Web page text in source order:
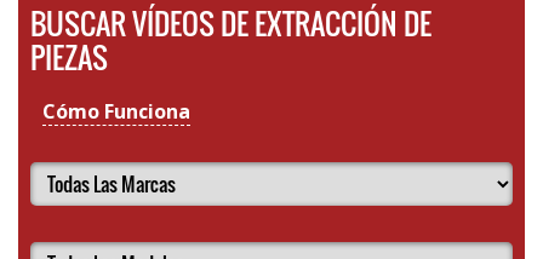
BUSCAR VÍDEOS DE EXTRACCIÓN DE
PIEZAS
Cómo Funciona